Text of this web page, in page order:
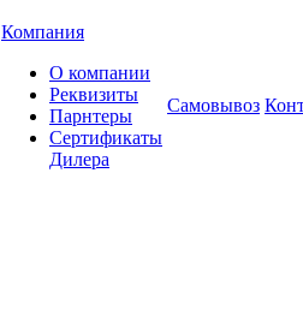
Компания
О компании
Реквизиты
Парнтеры
Сертификаты
Дилера
Самовывоз